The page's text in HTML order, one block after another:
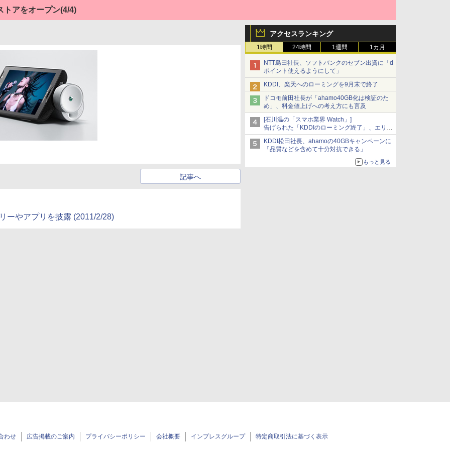
トアをオープン(4/4)
アクセスランキング
1時間 24時間 1週間 1カ月
NTT島田社長、ソフトバンクのセブン出資に「d
ポイント使えるようにして」
KDDI、楽天へのローミングを9月末で終了
ドコモ前田社長が「ahamo40GB化は検証のた
め」、料金値上げへの考え方にも言及
[石川温の「スマホ業界 Watch」]
告げられた「KDDIのローミング終了」、エリア
マップの落とし穴と楽天モバイルの課題
KDDI松田社長、ahamoの40GBキャンペーンに
「品質などを含めて十分対抗できる」
もっと見る
記事へ
ーやアプリを披露 (2011/2/28)
わせ 広告掲載のご案内 プライバシーポリシー 会社概要 インプレスグループ 特定商取引法に基づく表示